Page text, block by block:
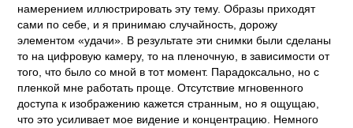
намерением иллюстрировать эту тему. Образы приходят
сами по себе, и я принимаю случайность, дорожу
элементом «удачи». В результате эти снимки были сделаны
то на цифровую камеру, то на пленочную, в зависимости от
того, что было со мной в тот момент. Парадоксально, но с
пленкой мне работать проще. Отсутствие мгновенного
доступа к изображению кажется странным, но я ощущаю,
что это усиливает мое видение и концентрацию. Немного